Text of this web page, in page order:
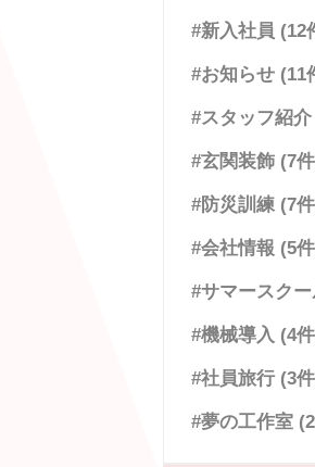
#新入社員 (12
#お知らせ (11
#スタッフ紹
#玄関装飾 (7
#防災訓練 (7
#会社情報 (5
#サマースク
#機械導入 (4
#社員旅行 (3
#夢の工作室